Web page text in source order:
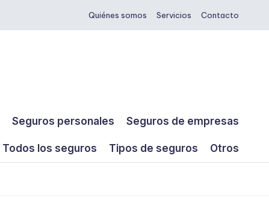
Quiénes somos Servicios Contacto
Seguros personales Seguros de empresas
Todos los seguros Tipos de seguros Otros